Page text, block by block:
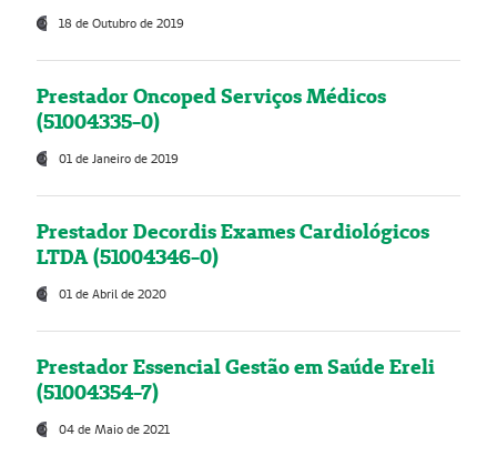
18 de Outubro de 2019
Prestador Oncoped Serviços Médicos
(51004335-0)
01 de Janeiro de 2019
Prestador Decordis Exames Cardiológicos
LTDA (51004346-0)
01 de Abril de 2020
Prestador Essencial Gestão em Saúde Ereli
(51004354-7)
04 de Maio de 2021